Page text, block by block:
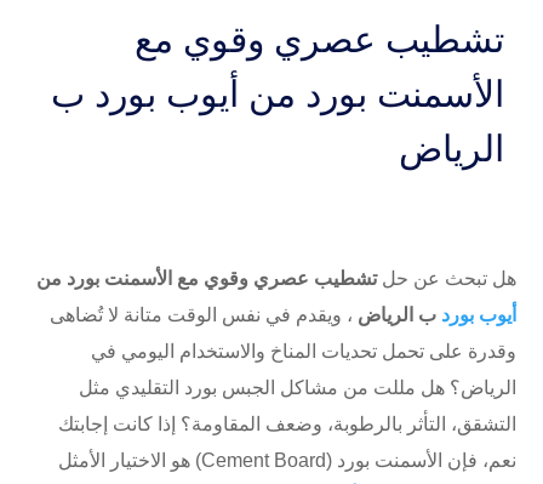
تشطيب عصري وقوي مع
الأسمنت بورد من أيوب بورد ب
الرياض
هل تبحث عن حلتشطيب عصري وقوي مع الأسمنت بورد من
أيوب بورد ب الرياض ، ويقدم في نفس الوقت متانة لا تُضاهى
وقدرة على تحمل تحديات المناخ والاستخدام اليومي في
الرياض؟ هل مللت من مشاكل الجبس بورد التقليدي مثل
التشقق، التأثر بالرطوبة، وضعف المقاومة؟ إذا كانت إجابتك
نعم، فإن الأسمنت بورد (Cement Board)
هو الاختيار الأمثل